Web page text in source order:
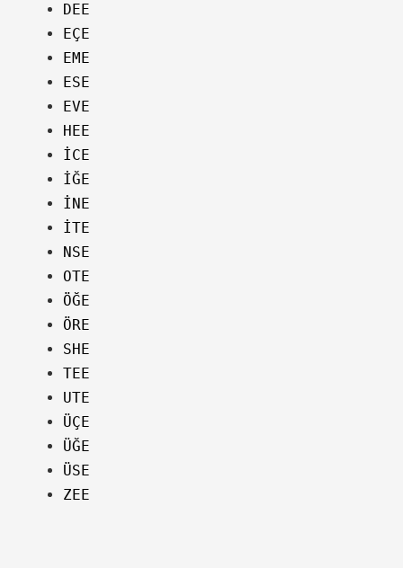
DEE
EÇE
EME
ESE
EVE
HEE
İCE
İĞE
İNE
İTE
NSE
OTE
ÖĞE
ÖRE
SHE
TEE
UTE
ÜÇE
ÜĞE
ÜSE
ZEE